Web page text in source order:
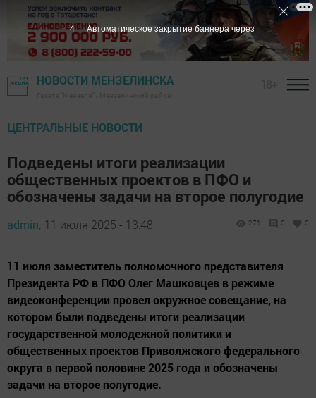
НОВОСТИ МЕНЗЕЛИНСКА
ЦЕНТРАЛЬНЫЕ НОВОСТИ
Подведены итоги реализации
общественных проектов в ПФО и
обозначены задачи на второе полугодие
admin, 11 июля 2025 - 13:48 271 0 0
11 июля заместитель полномочного представителя
Президента РФ в ПФО Олег Машковцев в режиме
видеоконференции провел окружное совещание, на
котором были подведены итоги реализации
государственной молодежной политики и
общественных проектов Приволжского федерального
округа в первой половине 2025 года и обозначены
задачи на второе полугодие.
2 Автоматическое закрытие баннера через